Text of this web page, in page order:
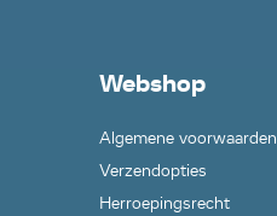
Webshop
Algemene voorwaarden
Verzendopties
Herroepingsrecht